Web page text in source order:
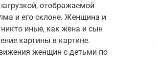
отображаемой
и его склоне. Женщина и
иные, как жена и сын
картины в картине.
женщин с детьми по